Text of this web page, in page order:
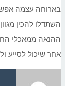
בארוחה עצמה
השתדלו להכין
ההנאה ממאכלי
אחר שיכול לסייע